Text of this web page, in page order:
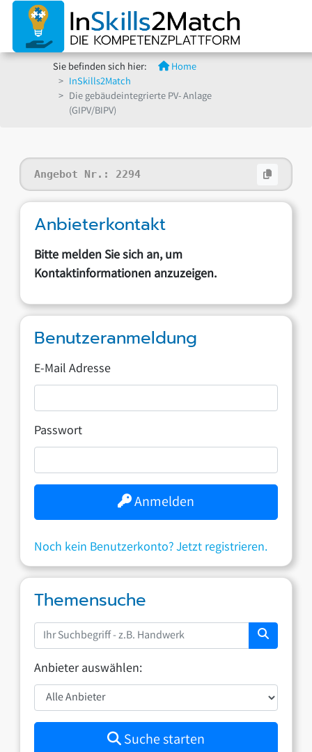
Sie befinden sich hier:
Home
InSkills2Match
Die gebäudeintegrierte PV- Anlage
(GIPV/BIPV)
Angebot Nr.: 2294
Anbieterkontakt
Bitte melden Sie sich an, um
Kontaktinformationen anzuzeigen.
Benutzeranmeldung
E-Mail Adresse
Passwort
Anmelden
Noch kein Benutzerkonto? Jetzt registrieren.
Themensuche
Anbieter auswählen:
Suche starten